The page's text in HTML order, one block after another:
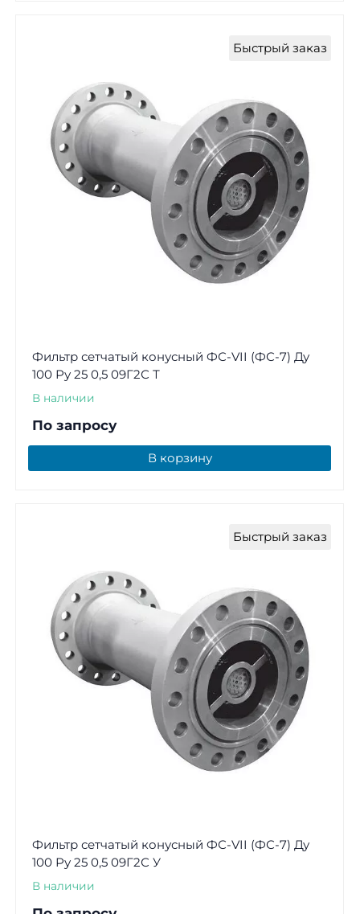
Быстрый заказ
Фильтр сетчатый конусный ФС-VII (ФС-7) Ду
100 Ру 25 0,5 09Г2С Т
В наличии
По запросу
В корзину
Быстрый заказ
Фильтр сетчатый конусный ФС-VII (ФС-7) Ду
100 Ру 25 0,5 09Г2С У
В наличии